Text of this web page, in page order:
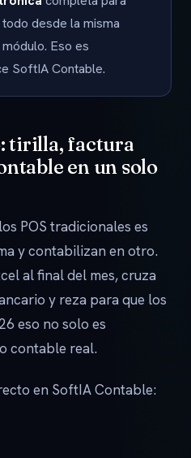
desde la misma
Eso es
SoftIA Contable.
tirilla, factura
en un solo
POS tradicionales es
y contabilizan en otro.
al final del mes, cruza
y reza para que los
eso no solo es
contable real.
en SoftIA Contable: